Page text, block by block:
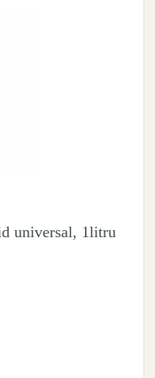
universal, 1litru